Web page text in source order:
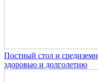
Постный стол и
здоровью и долголетию